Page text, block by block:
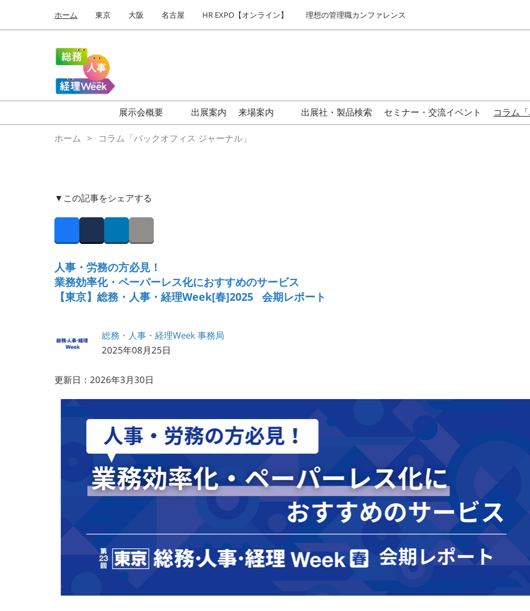
キ
プ
し
て
進
to
ホーム 東京 大阪 名古屋 HR EXPO【オンライン】 理想の管理職カンファレンス
展示会概要
HR EXPO
福利厚生 EXPO
健康経営 EXPO
オフィス防災 EXPO
総務サービス EXPO
会計・財務 EXPO
法務・コンプライアンス
【2026年9月より】バック
オフィスAIエージェント
EXPO
出展案内
来場案内
出展社・製品検索 セミナー・交流イベント コラム
ホーム コラム「バックオフィス ジャーナル」
▼この記事をシェアする
人事・労務の方必見！
業務効率化・ペーパーレス化におすすめのサービス
【東京】総務・人事・経理Week[春]2025 会期レポート
総務・人事・経理Week 事務局
2025年08月25日
更新日：2026年3月30日